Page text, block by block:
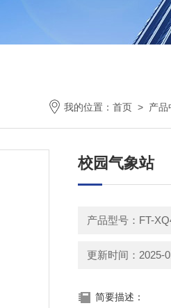
我的位置： 首页 > 产品
校园气象站
产品型号：FT-
更新时间：2025-
简要描述：